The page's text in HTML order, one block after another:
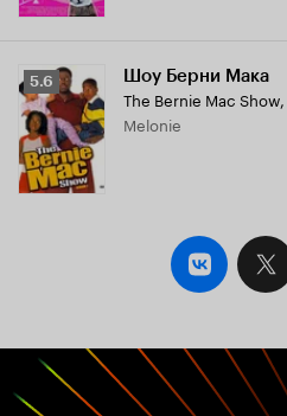
Рейтинг
Кинопоиска
5.6
5.6 Шоу Берни Мака
The Bernie Mac Show,
Melonie